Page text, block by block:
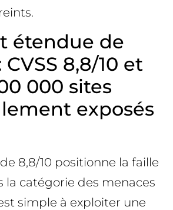
étendue de
CVSS 8,8/10 et
000 sites
exposés
de 8,8/10 positionne la faille
la catégorie des menaces
simple à exploiter une